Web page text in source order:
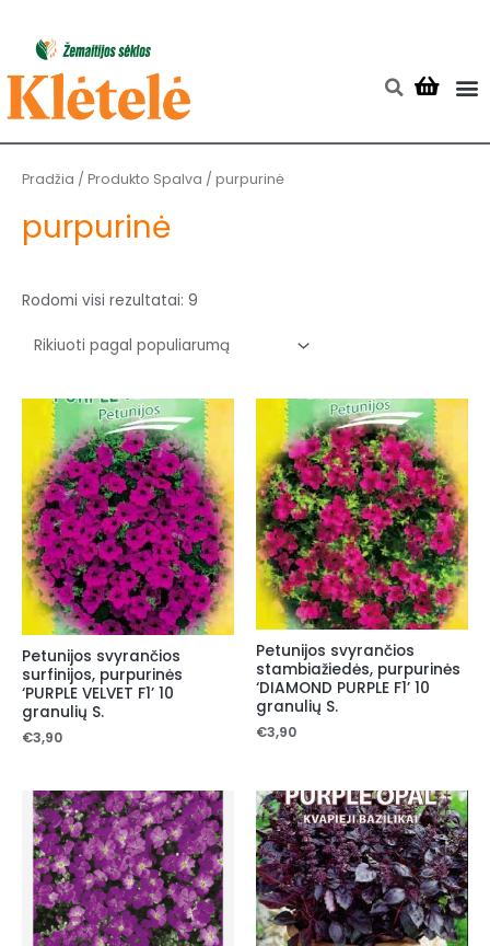
turinio
Pradžia / Produkto Spalva / purpurinė
purpurinė
Rodomi visi rezultatai: 9
Rūšiuojama
populiarumą
Petunijos svyrančios
surfinijos, purpurinės
‘PURPLE VELVET F1’ 10
granulių S.
€3,90
Petunijos svyrančios
stambiažiedės, purpurinės
‘DIAMOND PURPLE F1’ 10
granulių S.
€3,90